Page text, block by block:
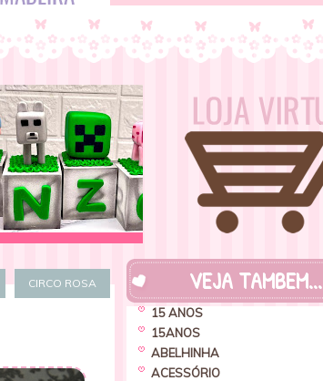
CIRCO ROSA VEJA TAMBEM...
15 ANOS
15ANOS
ABELHINHA
ACESSÓRIO